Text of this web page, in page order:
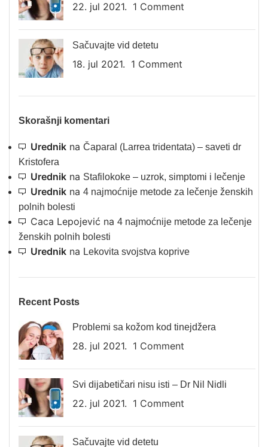
22. jul 2021. 1 Comment
Sačuvajte vid detetu
18. jul 2021. 1 Comment
Skorašnji komentari
Urednik na Čaparal (Larrea tridentata) – saveti dr
Kristofera
Urednik na Stafilokoke – uzrok, simptomi i lečenje
Urednik na 4 najmoćnije metode za lečenje ženskih
polnih bolesti
Caca Lepojević na 4 najmoćnije metode za lečenje
ženskih polnih bolesti
Urednik na Lekovita svojstva koprive
Recent Posts
Problemi sa kožom kod tinejdžera
28. jul 2021. 1 Comment
Svi dijabetičari nisu isti – Dr Nil Nidli
22. jul 2021. 1 Comment
Sačuvajte vid detetu